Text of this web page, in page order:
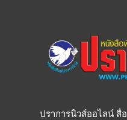
ปราการนิวส์ออไลน์ สื่